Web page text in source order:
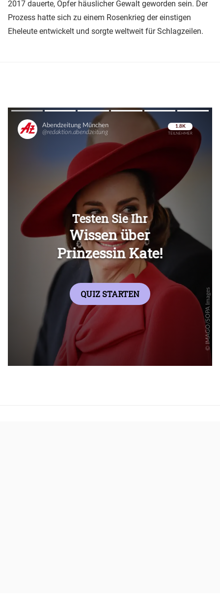
2017 dauerte, Opfer häuslicher Gewalt geworden sein. Der
Prozess hatte sich zu einem Rosenkrieg der einstigen
Eheleute entwickelt und sorgte weltweit für Schlagzeilen.
Überspringen
Überspringen